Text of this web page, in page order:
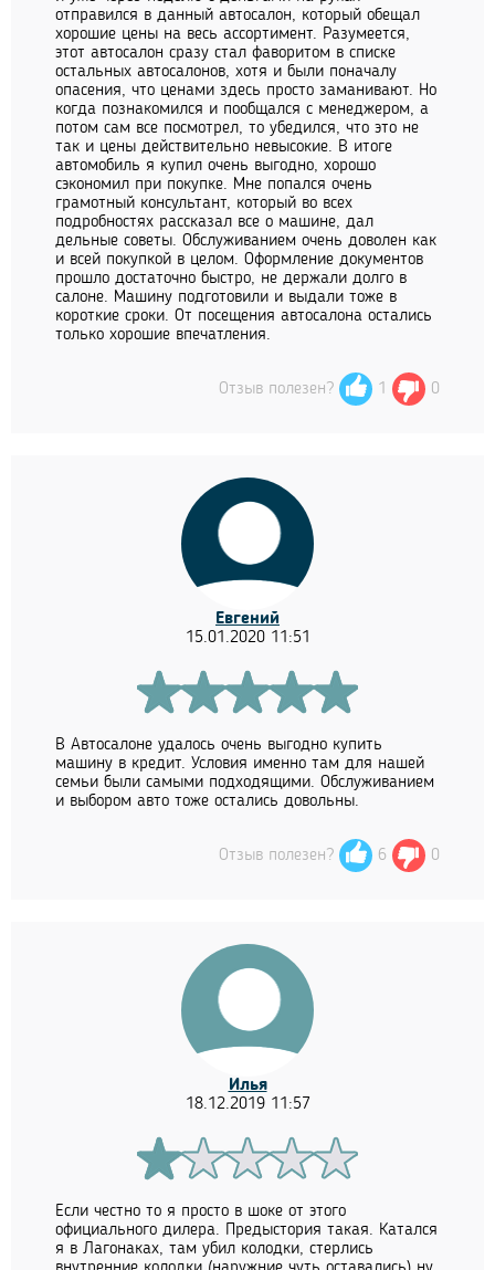
отправился в данный автосалон, который обещал
хорошие цены на весь ассортимент. Разумеется,
этот автосалон сразу стал фаворитом в списке
остальных автосалонов, хотя и были поначалу
опасения, что ценами здесь просто заманивают. Но
когда познакомился и пообщался с менеджером, а
потом сам все посмотрел, то убедился, что это не
так и цены действительно невысокие. В итоге
автомобиль я купил очень выгодно, хорошо
сэкономил при покупке. Мне попался очень
грамотный консультант, который во всех
подробностях рассказал все о машине, дал
дельные советы. Обслуживанием очень доволен как
и всей покупкой в целом. Оформление документов
прошло достаточно быстро, не держали долго в
салоне. Машину подготовили и выдали тоже в
короткие сроки. От посещения автосалона остались
только хорошие впечатления.
Отзыв полезен? 1 0
Евгений
15.01.2020 11:51
В Автосалоне удалось очень выгодно купить
машину в кредит. Условия именно там для нашей
семьи были самыми подходящими. Обслуживанием
и выбором авто тоже остались довольны.
Отзыв полезен? 6 0
Илья
18.12.2019 11:57
Если честно то я просто в шоке от этого
официального дилера. Предыстория такая. Катался
я в Лагонаках, там убил колодки, стерлись